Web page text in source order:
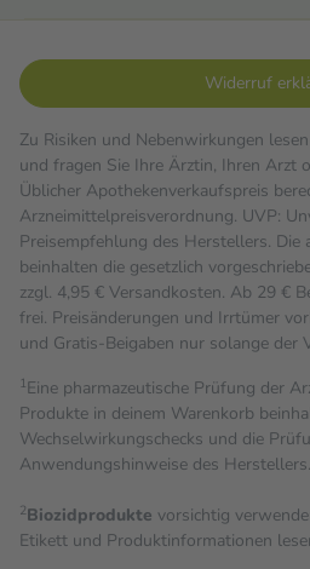
Widerruf
Zu Risiken und Nebenwirkungen
und fragen Sie Ihre Ärztin, Ihren Arzt
Üblicher Apothekenverkaufspreis
Arzneimittelpreisverordnung. UVP:
Preisempfehlung des Herstellers. Die
beinhalten die gesetzlich
zzgl. 4,95 € Versandkosten. Ab 29 €
frei. Preisänderungen und Irrtümer
und Gratis-Beigaben nur solange der
1Eine pharmazeutische Prüfung der
Produkte in deinem Warenkorb
Wechselwirkungschecks und die
Anwendungshinweise des Herstellers.
2Biozidprodukte vorsichtig
Etikett und Produktinformationen